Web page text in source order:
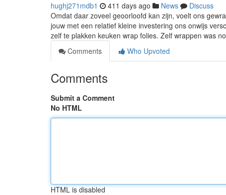
hughj271mdb1 411 days ago News
Discuss
Omdat daar zoveel geoorloofd kan zijn, voelt ons
jouw met een relatief kleine investering ons onwijs
zelf te plakken keuken wrap folies. Zelf wrappen was
Comments
Who Upvoted
Comments
Submit a Comment
No HTML
HTML is disabled